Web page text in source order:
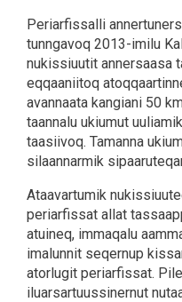
Periarfissalli
tunngavoq 2013-imilu
nukissiuutit annersaasa
eqqaaniitoq
avannaata kangiani 50
taannalu ukiumut
taasiivoq. Tamanna
silaannarmik
Ataavartumik
periarfissat allat
atuineq, immaqalu
imalunnit seqernup
atorlugit periarfissat.
iluarsartuussinernut